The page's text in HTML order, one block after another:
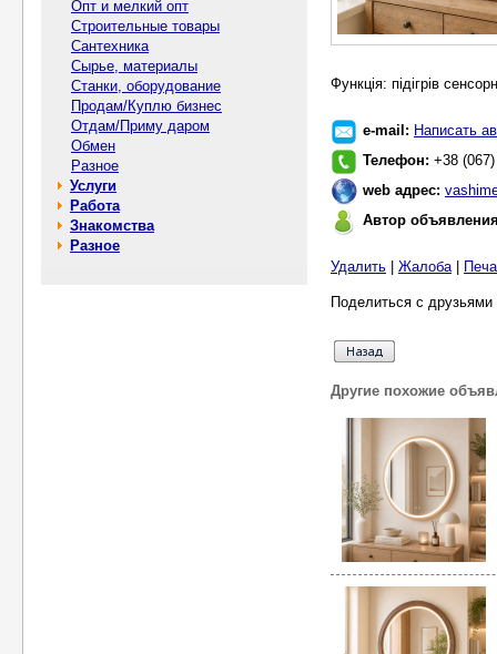
Опт и мелкий опт
Строительные товары
Сантехника
Сырье, материалы
Станки, оборудование
Продам/Куплю бизнес
Отдам/Приму даром
Обмен
Разное
Услуги
Работа
Знакомства
Разное
Функція: підігрів
e-mail: Написать
Телефон: +38
web адрес:
Автор
Удалить Жалоба|
Поделиться с
Другие похожие